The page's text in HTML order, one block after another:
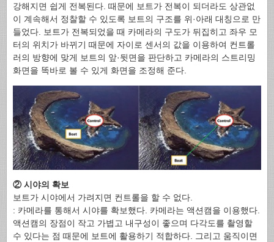
강해지면 쉽게 전복된다. 때문에 보트가 전복이 되더라도 상관없
이 계속해서 정찰할 수 있도록 보트의 구조를 위·아래 대칭으로 만
들었다. 보트가 전복되었을 때 카메라의 구도가 뒤집히고 좌우 모
터의 위치가 바뀌기 때문에 자이로 센서의 값을 이용하여 컨트롤
러의 방향에 맞게 보트의 앞·뒷면을 판단하고 카메라의 스트리밍
화면을 똑바로 볼 수 있게 화면을 조정해 준다.
② 시야의 확보
보트가 시야에서 가려지면 컨트롤을 할 수 없다.
: 카메라를 통해서 시야를 확보했다. 카메라는 액션캠을 이용했다.
액션캠의 장점이 작고 가볍고 내구성이 좋으며 다각도를 촬영할
수 있다는 점 때문에 보트에 활용하기 적합하다. 그리고 움직이면